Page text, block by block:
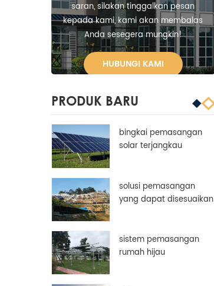
saran, silakan tinggalkan pesan
kepada kami, kami akan membalas
Anda sesegera mungkin!
HUBUNGI KAMI
PRODUK BARU
bingkai pemasangan
solar terjangkau
solusi pemasangan
yang dapat disesuaikan
sistem pemasangan
rumah hijau